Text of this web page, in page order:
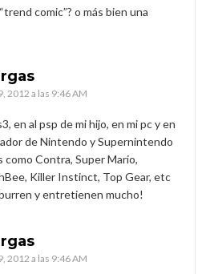
comic”? o más bien una
2012 a las 9:46 AM
en al psp de mi hijo, en mi pc y en
de Nintendo y Supernintendo
como Contra, Super Mario,
Killer Instinct, Top Gear, etc
y entretienen mucho!
2012 a las 9:46 AM